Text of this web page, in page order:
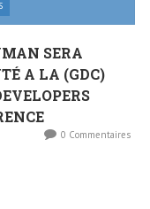
SERA
A LA (GDC)
0 Commentaires